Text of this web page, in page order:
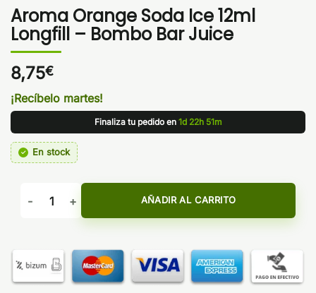
Aroma Orange Soda Ice 12ml
Longfill – Bombo Bar Juice
8,75€
¡Recíbelo martes!
Finaliza tu pedido en 1d 22h 51m
En stock
Aroma Orange Soda Ice 12ml Longfill - Bombo Bar Juice
AÑADIR AL CARRITO